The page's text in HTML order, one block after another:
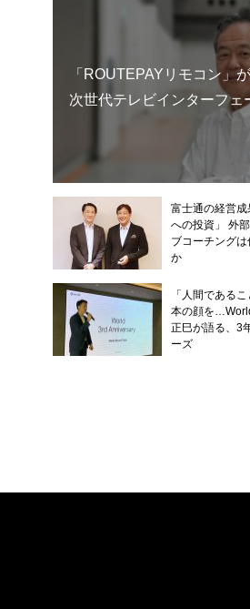
「ROUTEPAYリモコン」
次世代テレビインターフェ
富士通の経営成
への投資」 外
ブコーチング
か
「人間である
本の顔を
正巳が語る、3
ーズ